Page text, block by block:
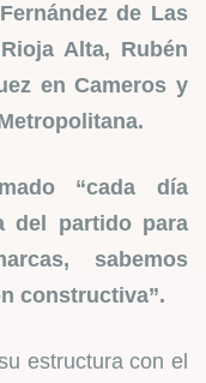
de Las
Alta, Rubén
en Cameros y
“cada día
del partido para
sabemos
constructiva”.
estructura con el